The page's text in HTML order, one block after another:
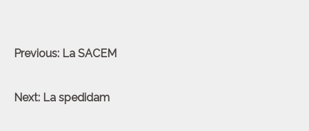
Navigation
l’article
Previous: La SACEM
Next: La spedidam